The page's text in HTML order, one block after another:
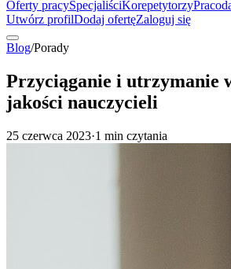
Oferty pracySpecjaliściKorepetytorzy
Utwórz profilDodaj ofertęZaloguj się
Blog/Porady
Przyciąganie i utrzymanie
jakości nauczycieli
25 czerwca 2023·1 min czytania